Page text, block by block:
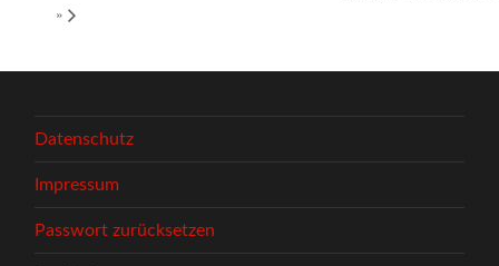
»
Datenschutz
Impressum
Passwort zurücksetzen